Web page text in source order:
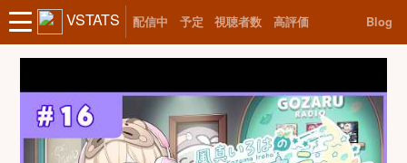
VSTATS 配信中 予定 視聴者数 高評価 Blog